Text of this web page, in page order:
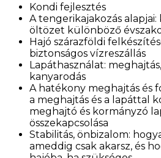
Kondi fejlesztés
A tengerikajakozás
öltözet különböző
Hajó szárazföldi
biztonságos vízreszállás
Lapáthasználat:
kanyarodás
A hatékony meghajtás és
a meghajtás és a lapáttal
meghajtó és kormányzó
összekapcsolása
Stabilitás, önbizalom:
ameddig csak akarsz, és